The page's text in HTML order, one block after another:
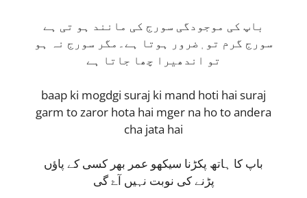
باپ کی موجودگی سورج کی مانند ہو تی ہے
سورج گرم تو ٖضرور ہوتا ہے۔مگر سورج نہ ہو
تو اندھیرا چھا جاتا ہے
baap ki mogdgi suraj ki mand hoti hai suraj
garm to zaror hota hai mger na ho to andera
cha jata hai
باپ کا ہاتھ پکڑنا سیکھو عمر بھر کسی کے پاؤں
پڑنے کی نوبت نہیں آۓ گی